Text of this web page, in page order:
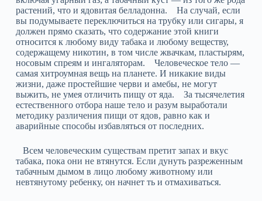
растений, что и ядовитая белладонна. На случай, если
вы подумываете переключиться на трубку или сигары, я
должен прямо сказать, что содержание этой книги
относится к любому виду табака и любому веществу,
содержащему никотин, в том числе жвачкам, пластырям,
носовым спреям и ингаляторам. Человеческое тело —
самая хитроумная вещь на планете. И никакие виды
жизни, даже простейшие черви и амебы, не могут
выжить, не умея отличить пищу от яда. За тысячелетия
естественного отбора наше тело и разум выработали
методику различения пищи от ядов, равно как и
аварийные способы избавляться от последних.
Всем человеческим существам претит запах и вкус
табака, пока они не втянутся. Если дунуть разреженным
табачным дымом в лицо любому животному или
невтянутому ребенку, он начнет ть и отмахиваться.